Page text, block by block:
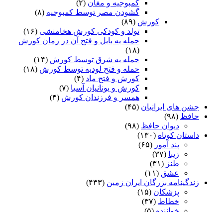
کمبوجیه و مغان (۲)
گشودن مصر توسط کمبوجیه (۸)
کورش (۸۹)
تولد و کودکی کورش هخامنشی (۱۶)
حمله به بابل و فتح آن در زمان کورش
(۱۸)
حمله به شرق توسط کورش (۱۴)
حمله و فتح لودیه توسط کورش (۱۸)
کورش و فتح ماد (۴)
کورش و یونانیان آسیا (۷)
همسر و فرزندان کورش (۴)
جشن های ایرانیان (۴۵)
حافظ (۹۸)
دیوان حافظ (۹۸)
داستان کوتاه (۱۳۰)
پند آموز (۶۵)
زیبا (۳۷)
طنز (۳۱)
عشق (۱۱)
زندگینامه بزرگان ایران زمین (۴۳۳)
پزشکان (۱۵)
خطاط (۳۷)